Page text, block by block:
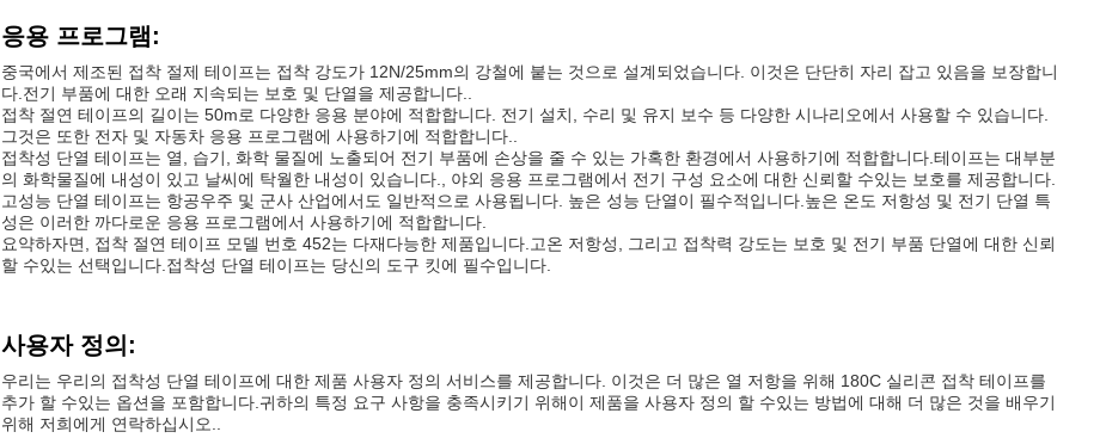
응용 프로그램:
중국에서 제조된 접착 절제 테이프는 접착 강도가 12N/25mm의 강철에 붙는 것으로 설계되었습니다. 이것은 단단히 자리 잡고 있음을 보장합니
다.전기 부품에 대한 오래 지속되는 보호 및 단열을 제공합니다..
접착 절연 테이프의 길이는 50m로 다양한 응용 분야에 적합합니다. 전기 설치, 수리 및 유지 보수 등 다양한 시나리오에서 사용할 수 있습니다.
그것은 또한 전자 및 자동차 응용 프로그램에 사용하기에 적합합니다..
접착성 단열 테이프는 열, 습기, 화학 물질에 노출되어 전기 부품에 손상을 줄 수 있는 가혹한 환경에서 사용하기에 적합합니다.테이프는 대부분
의 화학물질에 내성이 있고 날씨에 탁월한 내성이 있습니다., 야외 응용 프로그램에서 전기 구성 요소에 대한 신뢰할 수있는 보호를 제공합니다.
고성능 단열 테이프는 항공우주 및 군사 산업에서도 일반적으로 사용됩니다. 높은 성능 단열이 필수적입니다.높은 온도 저항성 및 전기 단열 특
성은 이러한 까다로운 응용 프로그램에서 사용하기에 적합합니다.
요약하자면, 접착 절연 테이프 모델 번호 452는 다재다능한 제품입니다.고온 저항성, 그리고 접착력 강도는 보호 및 전기 부품 단열에 대한 신뢰
할 수있는 선택입니다.접착성 단열 테이프는 당신의 도구 킷에 필수입니다.
사용자 정의:
우리는 우리의 접착성 단열 테이프에 대한 제품 사용자 정의 서비스를 제공합니다. 이것은 더 많은 열 저항을 위해 180C 실리콘 접착 테이프를
추가 할 수있는 옵션을 포함합니다.귀하의 특정 요구 사항을 충족시키기 위해이 제품을 사용자 정의 할 수있는 방법에 대해 더 많은 것을 배우기
위해 저희에게 연락하십시오..